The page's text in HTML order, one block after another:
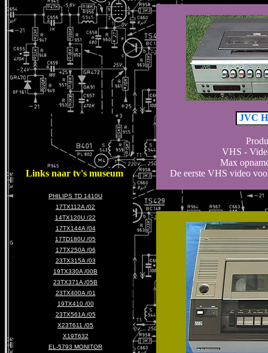
Links naar tv's museum
PHILIPS TD 1410U
17TX112A /02
14TX120U /22
17TX144A /04
17TD180U /05
17TX250A /06
23TX315A /03
19TX330A /00B
23TX371A /05B
23TX400A /01
19TX410 /00
23TX561A /05
X23T611 /05
X19T632
EL-5793 MONITOR
JVC
VHS -
Max
De eerste VHS video